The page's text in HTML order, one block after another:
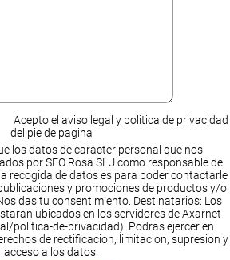
Acepto el aviso legal y politica de privacidad
del pie de pagina
los datos de caracter personal que nos
por SEO Rosa SLU como responsable de
recogida de datos es para poder contactarle
y promociones de productos y/o
das tu consentimiento. Destinatarios: Los
ubicados en los servidores de Axarnet
politica-de-privacidad). Podras ejercer en
de rectificacion, limitacion, supresion y
acceso a los datos.